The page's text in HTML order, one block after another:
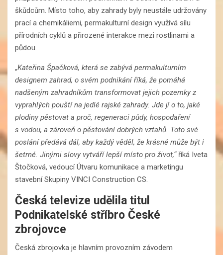
škůdcům. Místo toho, aby zahrady byly neustále udržovány
prací a chemikáliemi, permakulturní design využívá sílu
přírodních cyklů a přirozené interakce mezi rostlinami a
půdou.
„Kateřina Špačková, která se zabývá permakulturním
designem zahrad, o svém podnikání říká, že pomáhá
nadšeným zahradníkům transformovat jejich pozemky z
vyprahlých pouští na jedlé rajské zahrady. Jde jí o to, jaké
plodiny pěstovat a proč, regeneraci půdy, hospodaření
s vodou, a zároveň o pěstování dobrých vztahů. Toto své
poslání předává dál, aby každý věděl, že krásné může být i
šetrné. Jinými slovy vytváří lepší místo pro život,“ říká Iveta
Štočková, vedoucí Útvaru komunikace a marketingu
stavební Skupiny VINCI Construction CS.
Česká televize udělila titul
Podnikatelské stříbro České
zbrojovce
Česká zbrojovka je hlavním provozním závodem